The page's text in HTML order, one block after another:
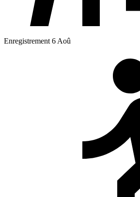
Enregistrement 6 Aoû